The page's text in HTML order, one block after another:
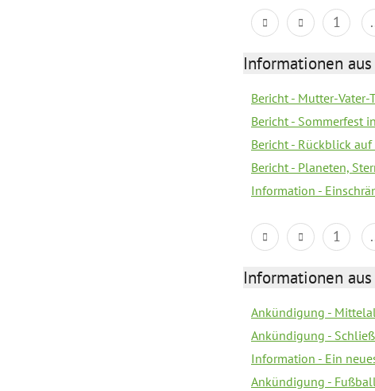
1
Informationen
Bericht - Mutter-Vater-
Bericht - Sommerfest
Bericht - Rückblick
Bericht - Planeten,
Information -
1
Informationen
Ankündigung -
Ankündigung -
Information - Ein
Ankündigung -